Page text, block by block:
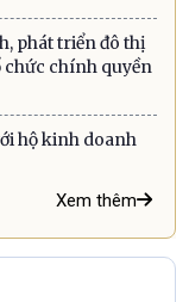
phát triển đô thị
chức chính quyền
hộ kinh doanh
Xem thêm